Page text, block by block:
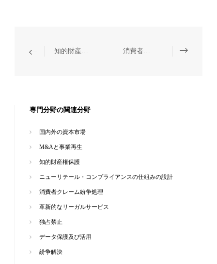
知的財産権保護 消費者クレーム紛争処理
専門分野の関連分野
国内外の資本市場
M&Aと事業再生
知的財産権保護
ニューリテール・コンプライアンスの仕組みの設計
消費者クレーム紛争処理
革新的なリーガルサービス
独占禁止
データ保護及び活用
紛争解決